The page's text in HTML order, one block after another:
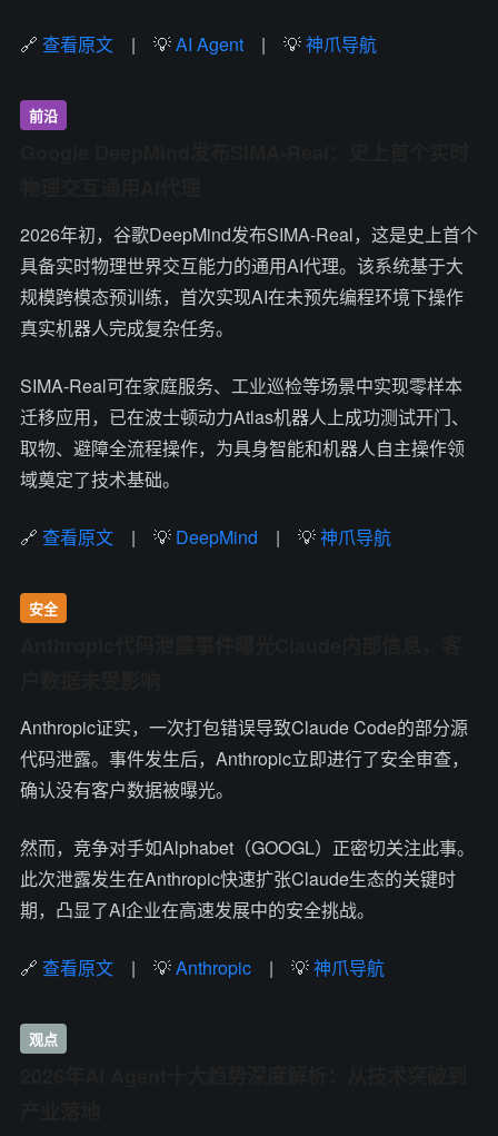
🔗 查看原文 | 💡AI Agent | 💡神爪导航
前沿
2026年初，谷歌DeepMind发布SIMA-Real，这是史上首个
具备实时物理世界交互能力的通用AI代理。该系统基于大
规模跨模态预训练，首次实现AI在未预先编程环境下操作
真实机器人完成复杂任务。
SIMA-Real可在家庭服务、工业巡检等场景中实现零样本
迁移应用，已在波士顿动力Atlas机器人上成功测试开门、
取物、避障全流程操作，为具身智能和机器人自主操作领
域奠定了技术基础。
🔗 查看原文 | 💡 DeepMind | 💡神爪导航
安全
Anthropic证实，一次打包错误导致Claude Code的部分源
代码泄露。事件发生后，Anthropic立即进行了安全审查，
确认没有客户数据被曝光。
然而，竞争对手如Alphabet（GOOGL）正密切关注此事。
此次泄露发生在Anthropic快速扩张Claude生态的关键时
期，凸显了AI企业在高速发展中的安全挑战。
🔗 查看原文 | 💡Anthropic | 💡神爪导航
观点